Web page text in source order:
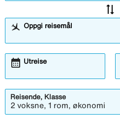
sync_alt
Oppgi reisemål
Utreise
Åpner
calendar_month
Reisende, Klasse
2 voksne, 1 rom, økonomi